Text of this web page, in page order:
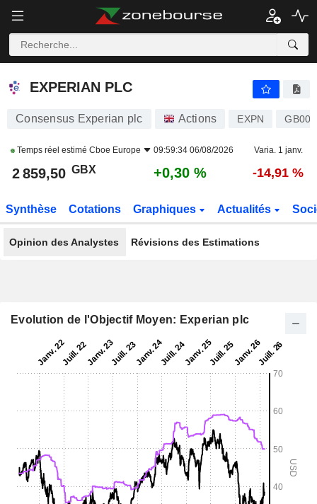
EXPERIAN PLC
EXPERIAN PLC
Consensus Experian plc Actions EXPN
Temps réel estimé Cboe Europe 09:59:34 06/08/2026 Varia. 1 janv.
2 859,50 GBX +0,30 % -14,91 %
Synthèse Cotations Graphiques Actualités
Opinion des Analystes Révisions des Estimations
Evolution de l'Objectif Moyen: Experian plc